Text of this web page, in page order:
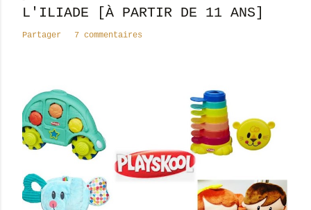
t
i
L'ILIADE [À PARTIR DE 11 ANS]
Partager 7 commentaires